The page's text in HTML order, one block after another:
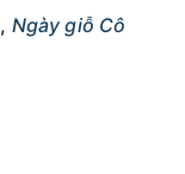
, Ngày giỗ Cô